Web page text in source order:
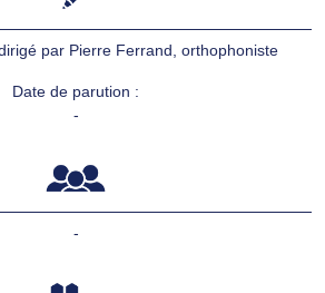
par Pierre Ferrand, orthophoniste
Date de parution :
-
-